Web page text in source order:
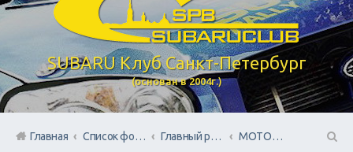
SUBARU Клуб Санкт-Петербург
(основан в 2004г.)
Главная Список форумов Главный раздел
МОТОжизнь Субаристов